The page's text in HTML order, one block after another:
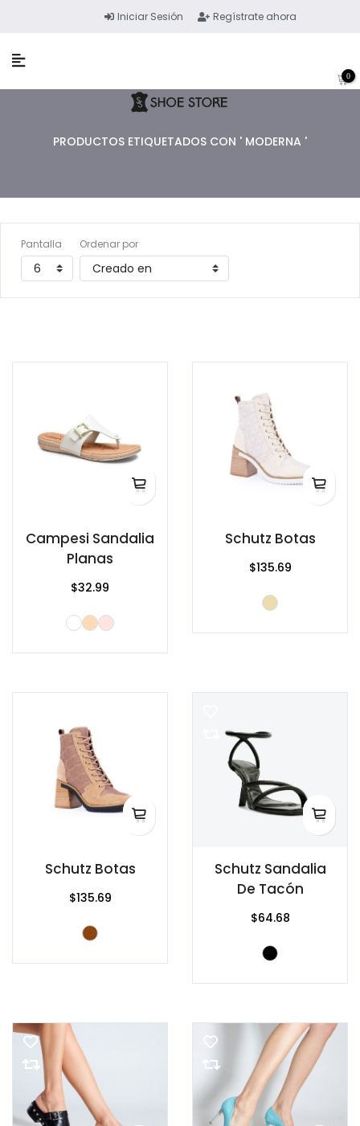
Iniciar Sesión Regístrate ahora
0
PRODUCTOS ETIQUETADOS CON ' MODERNA '
Pantalla Ordenar por
Campesi Sandalia
Planas
$32.99
Schutz Botas
$135.69
Schutz Botas
$135.69
Schutz Sandalia
De Tacón
$64.68